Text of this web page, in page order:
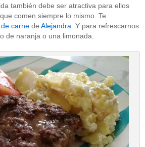
también debe ser atractiva para ellos
comen siempre lo mismo. Te
carne de Alejandra . Y para refrescarnos
de naranja o una limonada.